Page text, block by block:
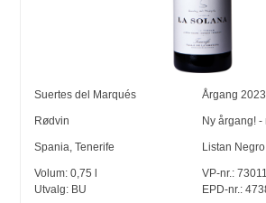
Suertes del Marqués Årgang 2023
Rødvin Ny årgang! -
Spania,Tenerife Listan Negro
Volum:0,75
Utvalg: BU
VP-nr.:
EPD-nr.: